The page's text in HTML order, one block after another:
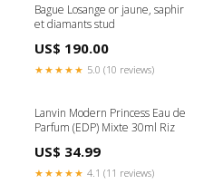
Bague Losange or jaune, saphir
et diamants stud
US$ 190.00
★★★★★ 5.0 (10 reviews)
Lanvin Modern Princess Eau de
Parfum (EDP) Mixte 30ml Riz
US$ 34.99
★★★★★ 4.1 (11 reviews)